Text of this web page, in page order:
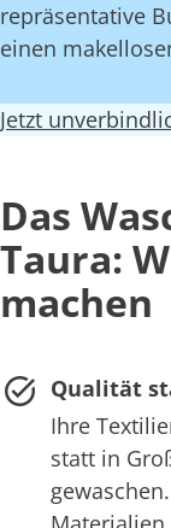
repräsentative
einen
Jetzt
Das
Taura:
machen
Qualität
Ihre
statt in